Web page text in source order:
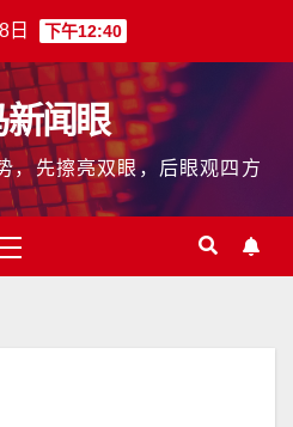
日 下午12:40
闻眼
，先擦亮双眼，后眼观四方